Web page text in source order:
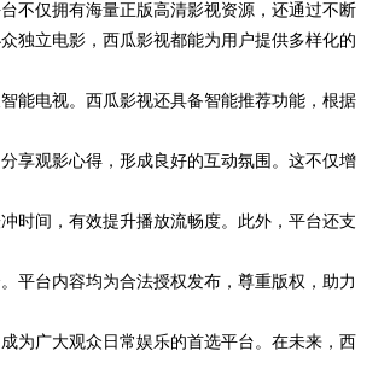
不仅拥有海量正版高清影视资源，还通过不断
独立电影，西瓜影视都能为用户提供多样化的
能电视。西瓜影视还具备智能推荐功能，根据
享观影心得，形成良好的互动氛围。这不仅增
时间，有效提升播放流畅度。此外，平台还支
平台内容均为合法授权发布，尊重版权，助力
为广大观众日常娱乐的首选平台。在未来，西